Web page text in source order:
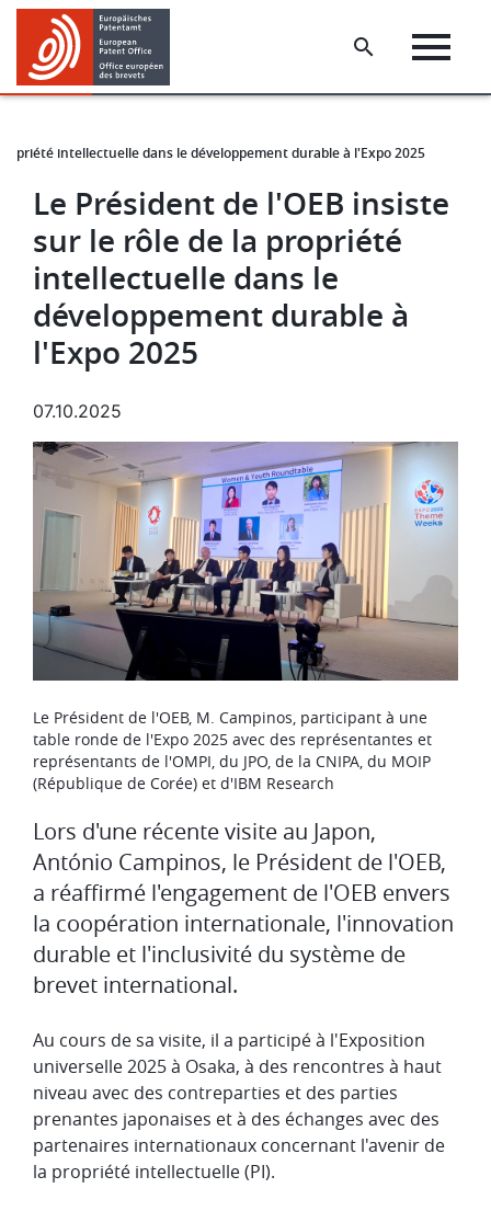
Skip
main
content
Skip
footer
intellectuelle dans le développement durable à l'Expo 2025
Le Président de l'OEB insiste
sur le rôle de la propriété
intellectuelle dans le
développement durable à
l'Expo 2025
07.10.2025
Image
Le Président de l'OEB, M. Campinos, participant à une
table ronde de l'Expo 2025 avec des représentantes et
représentants de l'OMPI, du JPO, de la CNIPA, du MOIP
(République de Corée) et d'IBM Research
Lors d'une récente visite au Japon,
António Campinos, le Président de l'OEB,
a réaffirmé l'engagement de l'OEB envers
la coopération internationale, l'innovation
durable et l'inclusivité du système de
brevet international.
Au cours de sa visite, il a participé à l'Exposition
universelle 2025 à Osaka, à des rencontres à haut
niveau avec des contreparties et des parties
prenantes japonaises et à des échanges avec des
partenaires internationaux concernant l'avenir de
la propriété intellectuelle (PI).